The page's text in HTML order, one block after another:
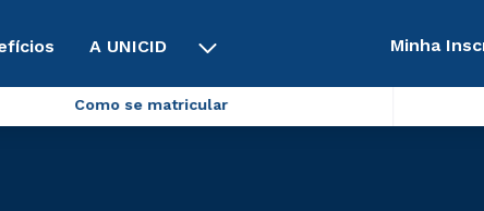
A UNICID Minha
Como se matricular